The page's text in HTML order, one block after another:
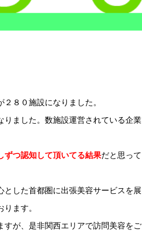
８０施設になりました。
りました。数施設運営されている企業
ずつ認知して頂いてる結果だと思って
した首都圏に出張美容サービスを展
ます。
すが、是非関西エリアで訪問美容をご